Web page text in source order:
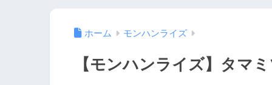
ホーム モンハンライズ
【モンハンライズ】タマ